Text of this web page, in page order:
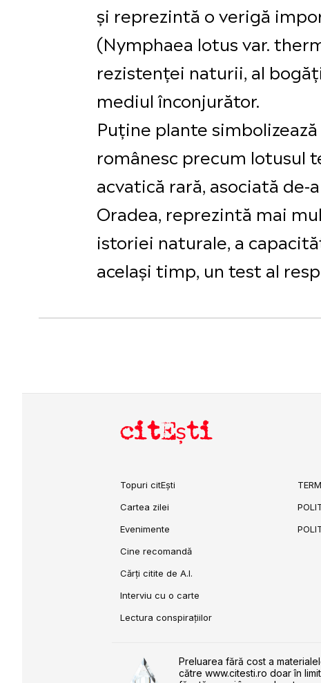
și reprezintă o verigă
(Nymphaea lotus var.
rezistenței naturii, al
mediul înconjurător.
Puține plante
românesc precum lotusul
acvatică rară, asociată de-
Oradea, reprezintă mai
istoriei naturale, a
același timp, un test al
citEști
Topuri citEști
Cartea zilei
Evenimente
Cine recomandă
Cărți citite de A.I.
Interviu cu o carte
Lectura conspirațiilor
Preluarea fără cost a
către www.citesti.ro doar în